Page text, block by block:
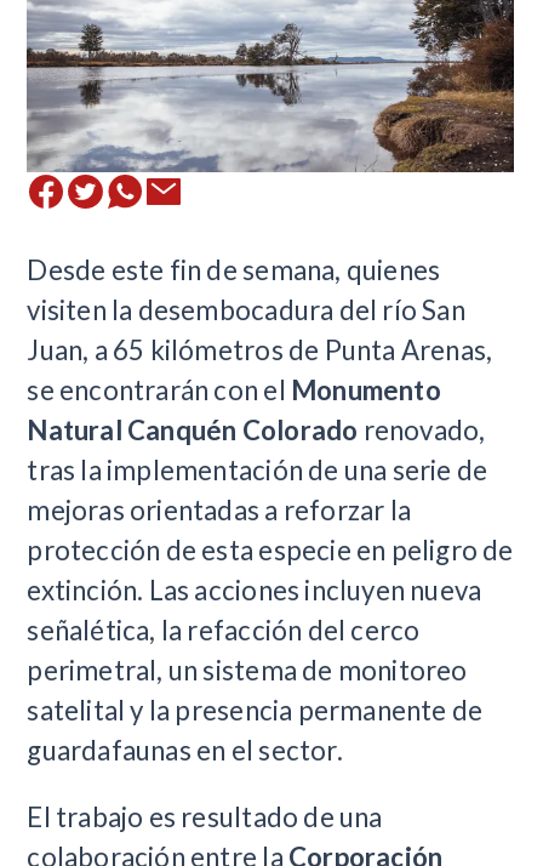
Desde este fin de semana, quienes
visiten la desembocadura del río San
Juan, a 65 kilómetros de Punta Arenas,
se encontrarán con el Monumento
Natural Canquén Colorado renovado,
tras la implementación de una serie de
mejoras orientadas a reforzar la
protección de esta especie en peligro de
extinción. Las acciones incluyen nueva
señalética, la refacción del cerco
perimetral, un sistema de monitoreo
satelital y la presencia permanente de
guardafaunas en el sector.
El trabajo es resultado de una
colaboración entre la Corporación